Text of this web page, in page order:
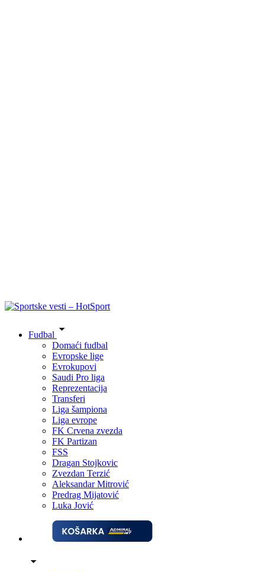
Fudbal
Domaći fudbal
Evropske lige
Evrokupovi
Saudi Pro liga
Reprezentacija
Transferi
Liga šampiona
Liga evrope
FK Crvena zvezda
FK Partizan
FSS
Dragan Stojkovic
Zvezdan Terzić
Aleksandar Mitrović
Predrag Mijatović
Luka Jović